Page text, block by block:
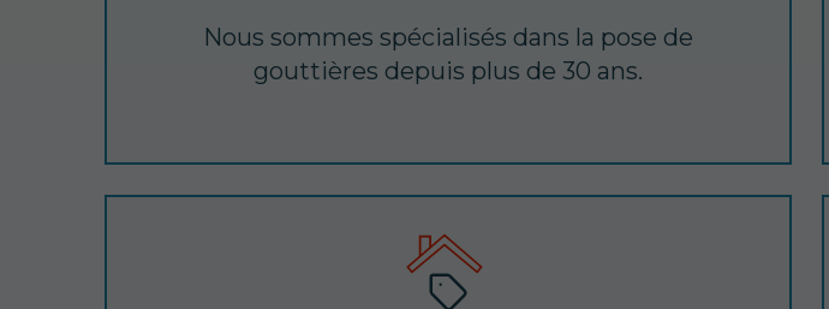
Nous sommes spécialisés dans la pose de
gouttières depuis plus de 30 ans.